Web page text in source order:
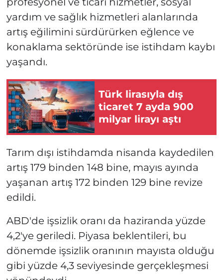
yardım ve sağlık hizmetleri alanlarında
artış eğilimini sürdürürken eğlence ve
konaklama sektöründe ise istihdam kaybı
yaşandı.
Türk lirasıyla dış
ticaret 7 ayda 900
milyar lirayı aştı
Tarım dışı istihdamda nisanda kaydedilen
artış 179 binden 148 bine, mayıs ayında
yaşanan artış 172 binden 129 bine revize
edildi.
ABD'de işsizlik oranı da haziranda yüzde
4,2'ye geriledi. Piyasa beklentileri, bu
dönemde işsizlik oranının mayısta olduğu
gibi yüzde 4,3 seviyesinde gerçekleşmesi